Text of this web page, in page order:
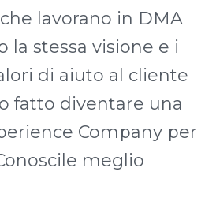
lavorano in DMA
la stessa visione e i
di aiuto al cliente
fatto diventare una
Company per
meglio